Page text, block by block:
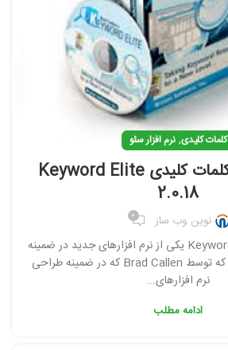
کلمات کلیدی,نرم افزار سئو
نرم افزار آنالیز کلمات کلیدی Keyword Elite
2.0.18
نوین وب ساز 0
نرم افزار Keyword Elite 2.0.18 یکی از نرم افزارهای جدید در ضمینه
کلمات کلیدی می باشد که توسط Brad Callen که در ضمینه طراحی
نرم افزارهای...
ادامه مطلب